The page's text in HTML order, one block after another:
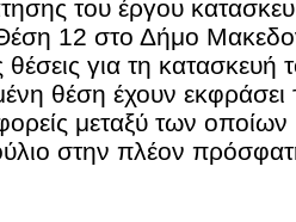
του έργου
12 στο Δήμο
θέσεις για τη
θέση έχουν εκφράσει
μεταξύ των οποίων
στην πλέον